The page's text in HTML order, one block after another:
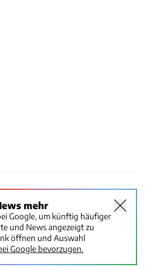
mehr
Google, um künftig häufiger
und News angezeigt zu
öffnen und Auswahl
Google bevorzugen.